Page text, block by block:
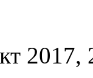
2017,